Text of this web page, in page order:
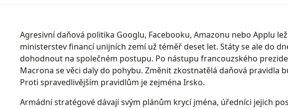
Agresivní daňová politika Googlu, Facebooku, Amazonu nebo Applu
ministerstev financí unijních zemí už téměř deset let. Státy se ale do
dohodnout na společném postupu. Po nástupu francouzského
Macrona se věci daly do pohybu. Změnit zkostnatělá daňová pravidla
Proti spravedlivějším pravidlům je zejména Irsko.
Armádní stratégové dávají svým plánům krycí jména, úředníci jejich